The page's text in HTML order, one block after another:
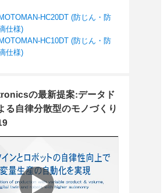
MOTOMAN-HC20DT (防じん・防
仕様)
MOTOMAN-HC10DT (防じん・防
仕様)
の最新提案:データド
る自律分散型のモノづくり